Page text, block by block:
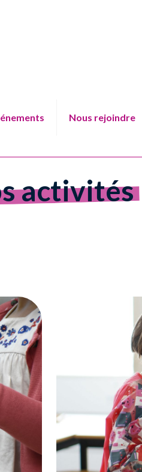
Nous rejoindre
activités